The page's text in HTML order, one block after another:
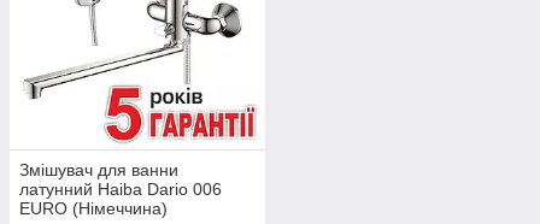
Змішувач для ванни
латунний Haiba Dario 006
EURO (Німеччина)